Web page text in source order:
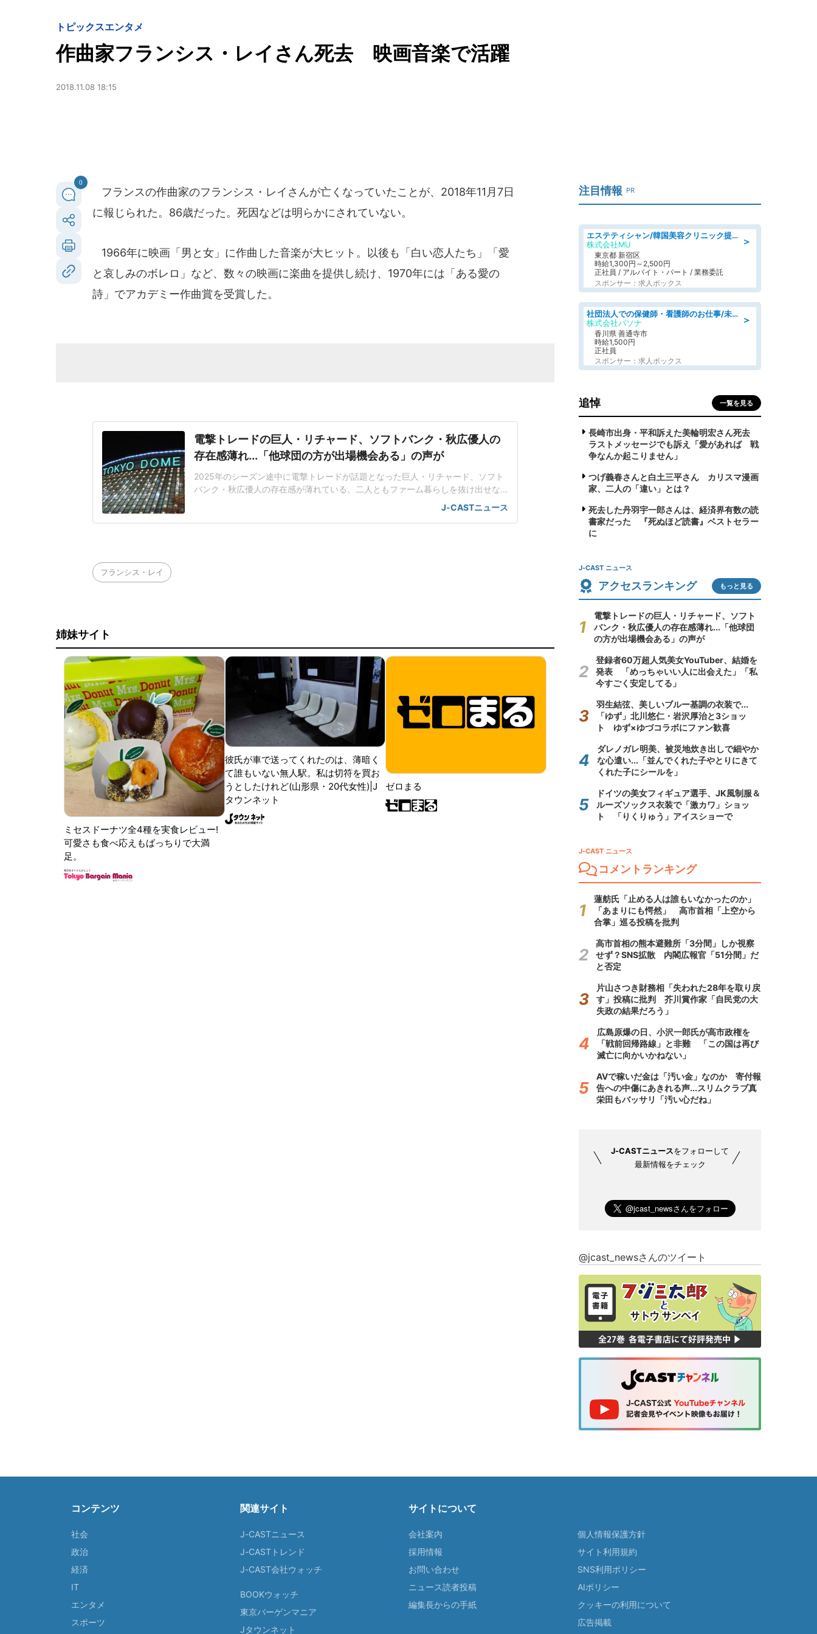
トピックスエンタメ
作曲家フランシス・レイさん死去 映画音楽で活躍
2018.11.08 18:15
0
フランスの作曲家のフランシス・レイさんが亡くなっていたことが、2018年11月7日
に報じられた。86歳だった。死因などは明らかにされていない。
1966年に映画「男と女」に作曲した音楽が大ヒット。以後も「白い恋人たち」「愛
と哀しみのボレロ」など、数々の映画に楽曲を提供し続け、1970年には「ある愛の
詩」でアカデミー作曲賞を受賞した。
電撃トレードの巨人・リチャード、ソフトバンク・秋広優人の
存在感薄れ...「他球団の方が出場機会ある」の声が
2025年のシーズン途中に電撃トレードが話題となった巨人・リチャード、ソフト
バンク・秋広優人の存在感が薄れている。二人ともファーム暮らしを抜け出せな
いリチャードはソフトバンク在籍時にウエスタン・リーグで5年連続本塁打王に輝
いた長打力を評価され、秋広優人、大江竜聖と2対1のトレードで25年5月に巨人に
J-CASTニュース
フランシス・レイ
姉妹サイト
ミセスドーナツ全4種を実食レビュー!
可愛さも食べ応えもばっちりで大満
足。
彼氏が車で送ってくれたのは、薄暗く
て誰もいない無人駅。私は切符を買お
うとしたけれど(山形県・20代女性)|J
タウンネット
ゼロまる
注目情報 PR
＞
エステティシャン/韓国美容クリニック提携サロン
株式会社MU
東京都 新宿区
時給1,300円～2,500円
正社員 / アルバイト・パート / 業務委託
スポンサー：求人ボックス
＞
社団法人での保健師・看護師のお仕事/未経験OK/要資格:普通免許、保健師、正看護師
株式会社パソナ
香川県 善通寺市
時給1,500円
正社員
スポンサー：求人ボックス
追悼 一覧を見る
長崎市出身・平和訴えた美輪明宏さん死去
ラストメッセージでも訴え「愛があれば 戦
争なんか起こりません」
つげ義春さんと白土三平さん カリスマ漫画
家、二人の「違い」とは？
死去した丹羽宇一郎さんは、経済界有数の読
書家だった 『死ぬほど読書』ベストセラー
に
J-CAST ニュース
アクセスランキング もっと見る
電撃トレードの巨人・リチャード、ソフト
バンク・秋広優人の存在感薄れ...「他球団
の方が出場機会ある」の声が
登録者60万超人気美女YouTuber、結婚を
発表 「めっちゃいい人に出会えた」「私
今すごく安定してる」
羽生結弦、美しいブルー基調の衣装で...
「ゆず」北川悠仁・岩沢厚治と3ショッ
ト ゆず×ゆづコラボにファン歓喜
ダレノガレ明美、被災地炊き出しで細やか
な心遣い...「並んでくれた子やとりにきて
くれた子にシールを」
ドイツの美女フィギュア選手、JK風制服＆
ルーズソックス衣装で「激カワ」ショッ
ト 「りくりゅう」アイスショーで
J-CAST ニュース
コメントランキング
蓮舫氏「止める人は誰もいなかったのか」
「あまりにも愕然」 高市首相「上空から
合掌」巡る投稿を批判
高市首相の熊本避難所「3分間」しか視察
せず？SNS拡散 内閣広報官「51分間」だ
と否定
片山さつき財務相「失われた28年を取り戻
す」投稿に批判 芥川賞作家「自民党の大
失政の結果だろう」
広島原爆の日、小沢一郎氏が高市政権を
「戦前回帰路線」と非難 「この国は再び
滅亡に向かいかねない」
AVで稼いだ金は「汚い金」なのか 寄付報
告への中傷にあきれる声...スリムクラブ真
栄田もバッサリ「汚い心だね」
J-CASTニュースをフォローして
最新情報をチェック
@jcast_newsさんのツイート
コンテンツ
社会
政治
経済
IT
エンタメ
スポーツ
関連サイト
J-CASTニュース
J-CASTトレンド
J-CAST会社ウォッチ
BOOKウォッチ
東京バーゲンマニア
Jタウンネット
サイトについて
会社案内
採用情報
お問い合わせ
ニュース読者投稿
編集長からの手紙
個人情報保護方針
サイト利用規約
SNS利用ポリシー
AIポリシー
クッキーの利用について
広告掲載